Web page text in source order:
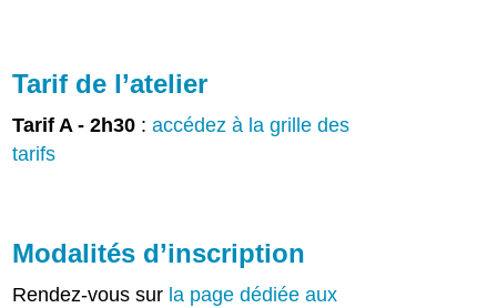
Tarif de l’atelier
Tarif A - 2h30 :accédez à la grille des
tarifs
Modalités d’inscription
Rendez-vous sur la page dédiée aux